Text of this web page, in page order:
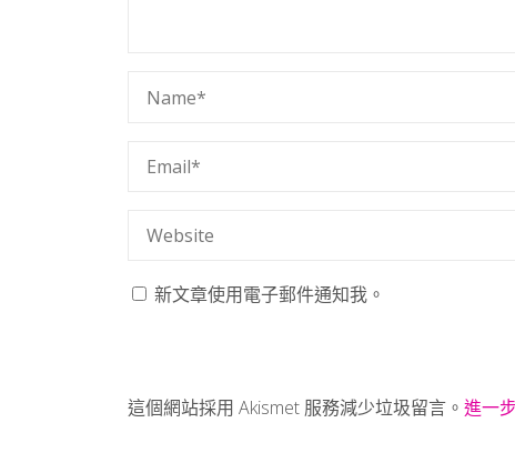
新文章使用電子郵件通知我。
這個網站採用 Akismet 服務減少垃圾留言。進一